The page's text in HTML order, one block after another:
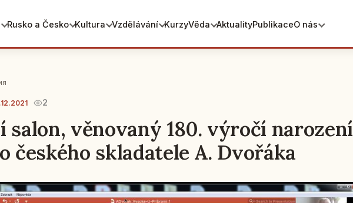
Rusko a Česko Kultura Vzdělávání KurzyVěda AktualityPublikaceO nás
2
salon, věnovaný 180. výročí narození
českého skladatele A. Dvořáka